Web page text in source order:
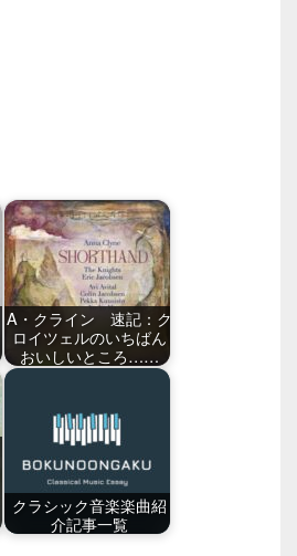
A・クライン 速記：ク
ロイツェルのいちばん
おいしいところ……
クラシック音楽楽曲紹
介記事一覧